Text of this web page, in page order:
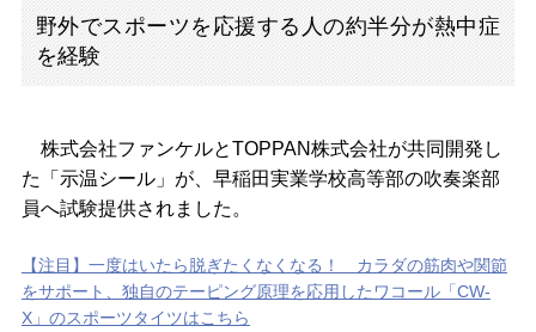
野外でスポーツを応援する人の約半分が熱中症
を経験
株式会社ファンケルとTOPPAN株式会社が共同開発し
た「示温シール」が、早稲田実業学校高等部の吹奏楽部
員へ試験提供されました。
【注目】一度はいたら脱ぎたくなくなる！ カラダの筋肉や関節
をサポート、独自のテーピング原理を応用したワコール「CW-
X」のスポーツタイツはこちら